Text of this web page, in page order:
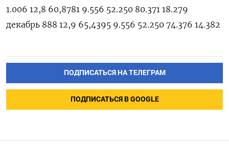
1.006 12,8 60,8781 9.556 52.250 80.371 18.279
декабрь 888 12,9 65,4395 9.556 52.250 74.376 14.382
ПОДПИСАТЬСЯ НА ТЕЛЕГРАМ
ПОДПИСАТЬСЯ В GOOGLE